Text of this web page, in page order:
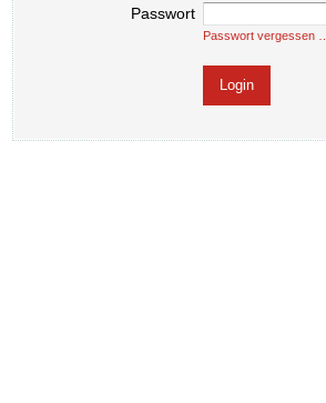
Passwort
Passwort vergessen …